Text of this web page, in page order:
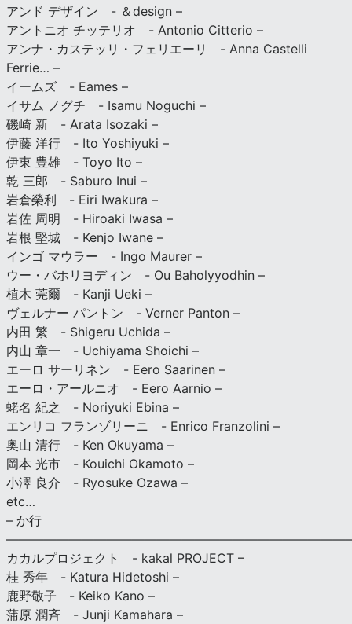
アンド デザイン - ＆design –
アントニオ チッテリオ - Antonio Citterio –
アンナ・カステッリ・フェリエーリ - Anna Castelli
Ferrie… –
イームズ - Eames –
イサム ノグチ - Isamu Noguchi –
磯崎 新 - Arata Isozaki –
伊藤 洋行 - Ito Yoshiyuki –
伊東 豊雄 - Toyo Ito –
乾 三郎 - Saburo Inui –
岩倉榮利 - Eiri Iwakura –
岩佐 周明 - Hiroaki Iwasa –
岩根 堅城 - Kenjo Iwane –
インゴ マウラー - Ingo Maurer –
ウー・バホリヨディン - Ou Baholyyodhin –
植木 莞爾 - Kanji Ueki –
ヴェルナー パントン - Verner Panton –
内田 繁 - Shigeru Uchida –
内山 章一 - Uchiyama Shoichi –
エーロ サーリネン - Eero Saarinen –
エーロ・アールニオ - Eero Aarnio –
蛯名 紀之 - Noriyuki Ebina –
エンリコ フランゾリーニ - Enrico Franzolini –
奥山 清行 - Ken Okuyama –
岡本 光市 - Kouichi Okamoto –
小澤 良介 - Ryosuke Ozawa –
etc…
– か行
カカルプロジェクト - kakal PROJECT –
桂 秀年 - Katura Hidetoshi –
鹿野敬子 - Keiko Kano –
蒲原 潤斉 - Junji Kamahara –